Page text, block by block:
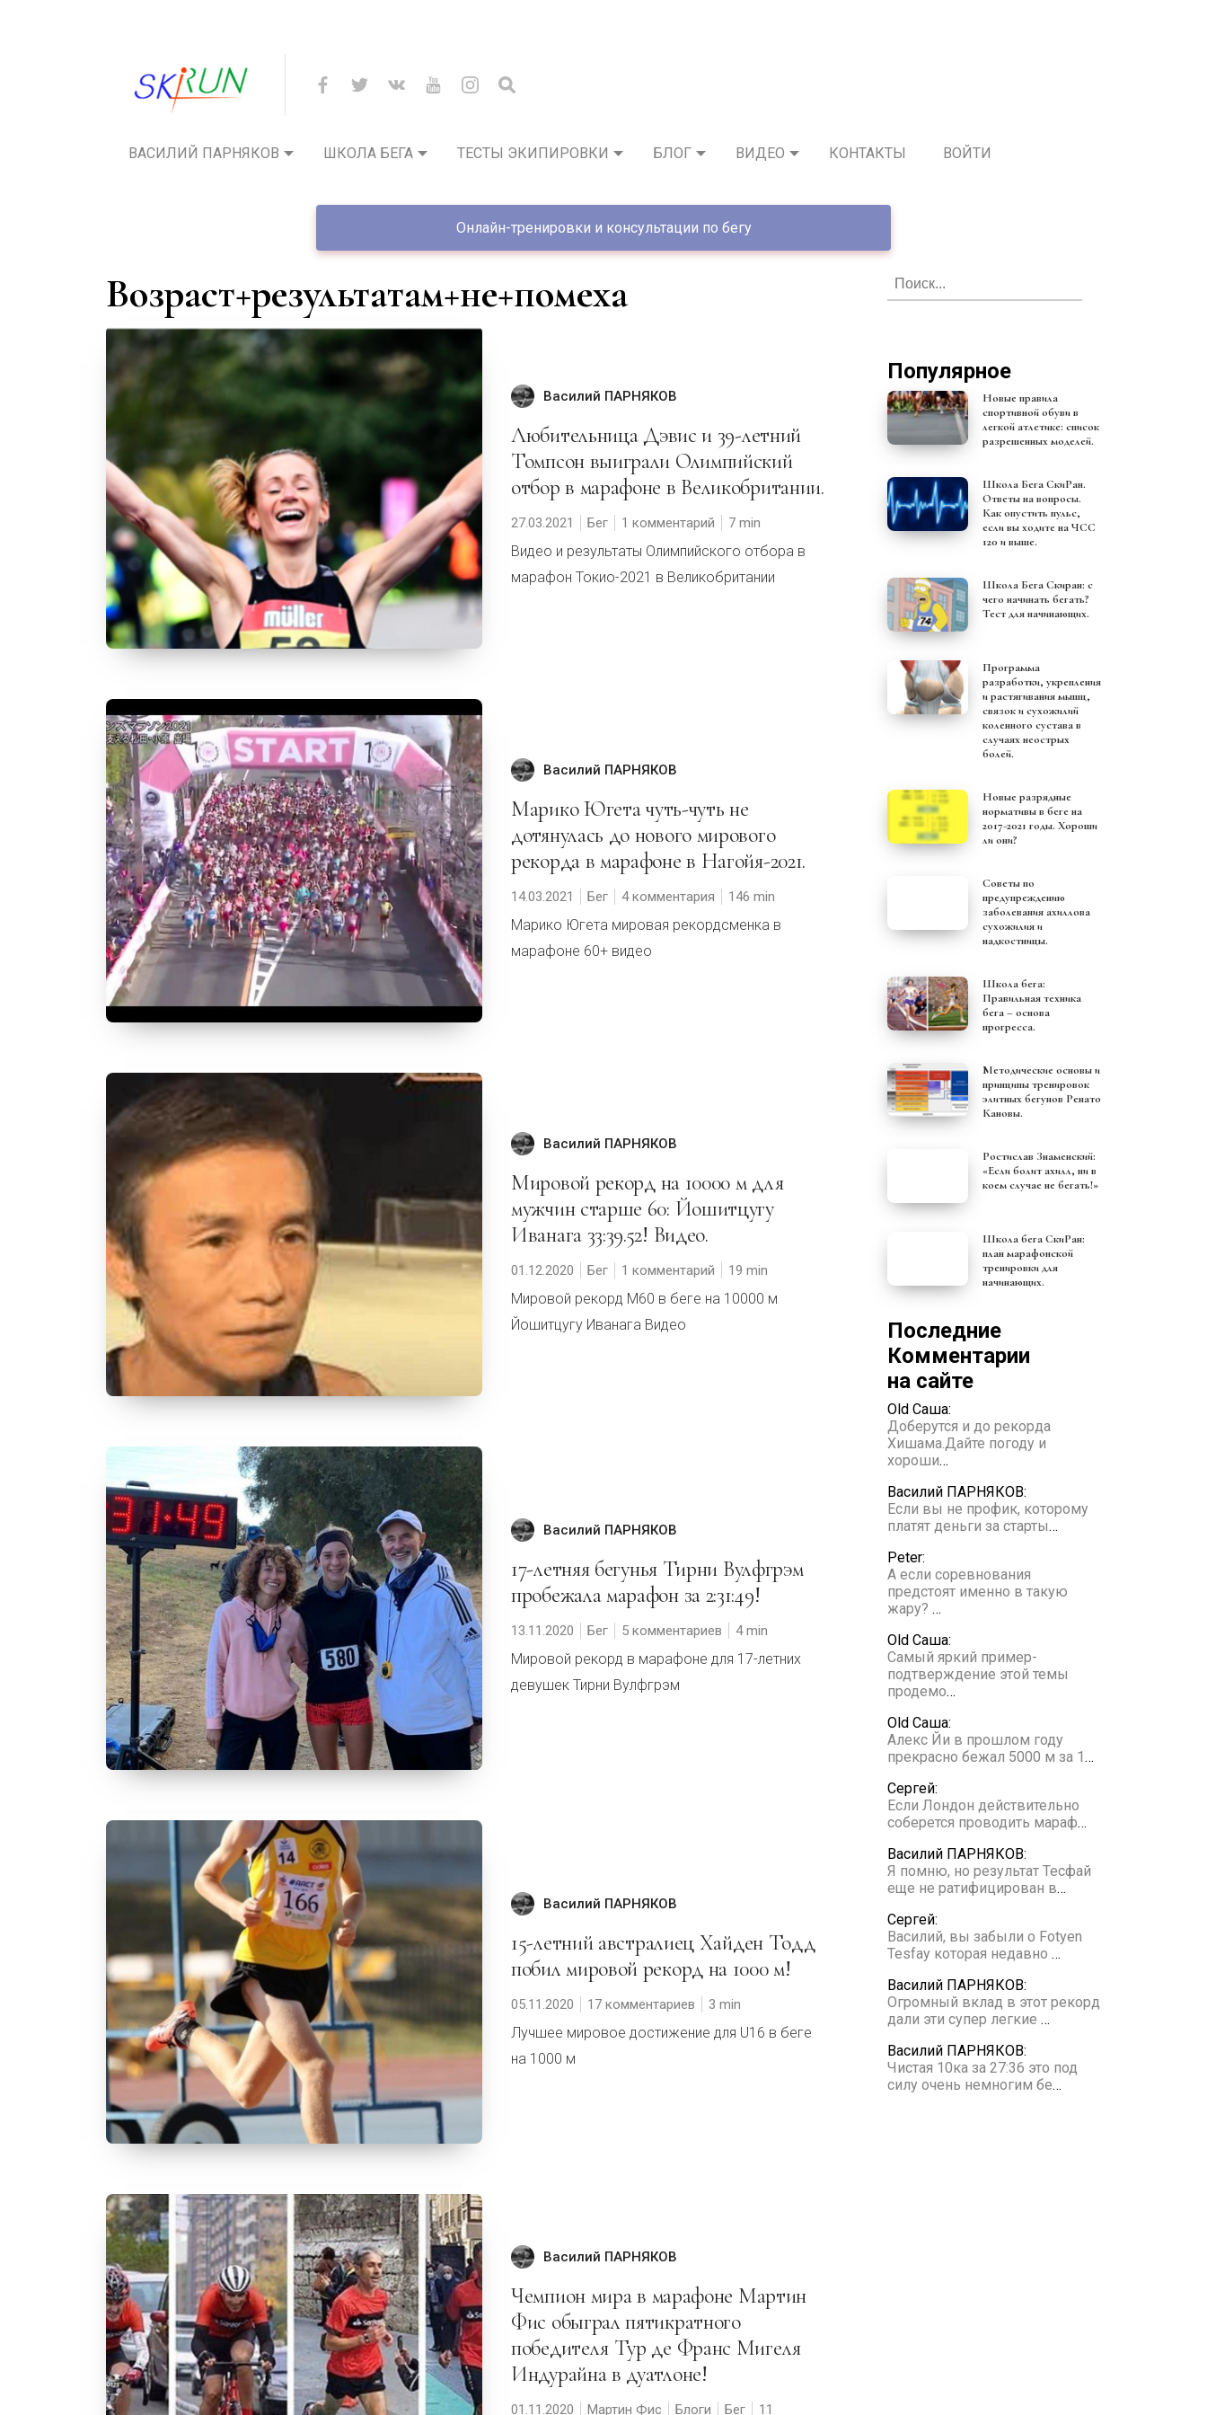
ВАСИЛИЙ ПАРНЯКОВ ШКОЛА БЕГА ТЕСТЫ ЭКИПИРОВКИ БЛОГ ВИДЕО КОНТАКТЫ ВОЙТИ
Онлайн-тренировки и консультации по бегу
возраст+результатам+не+помеха
Василий ПАРНЯКОВ
Любительница Дэвис и 39-летний
Томпсон выиграли Олимпийский
отбор в марафоне в Великобритании.
27.03.2021 Бег 1 комментарий 7
Видео и результаты Олимпийского отбора в
марафон Токио-2021 в Великобритании
Василий ПАРНЯКОВ
Марико Югета чуть-чуть не
дотянулaсь до нового мирового
рекорда в марафоне в Нагойя-2021.
14.03.2021 Бег 4 комментария 146
Марико Югета мировая рекордсменка в
марафоне 60+ видео
Василий ПАРНЯКОВ
Мировой рекорд на 10000 м для
мужчин старше 60: Йошитцугу
Иванага 33:39.52! Видео.
01.12.2020 Бег 1 комментарий 19
Мировой рекорд М60 в беге на 10000 м
Йошитцугу Иванага Видео
Василий ПАРНЯКОВ
17-летняя бегунья Тирни Вулфгрэм
пробежала марафон за 2:31:49!
13.11.2020 Бег 5 комментариев 4
Мировой рекорд в марафоне для 17-летних
девушек Тирни Вулфгрэм
Василий ПАРНЯКОВ
15-летний австралиец Хайден Тодд
побил мировой рекорд на 1000 м!
05.11.2020 17 комментариев 3
Лучшее мировое достижение для U16 в беге
на 1000 м
Василий ПАРНЯКОВ
Чемпион мира в марафоне Мартин
Фис обыграл пятикратного
победителя Тур де Франс Мигеля
Индурайна в дуатлоне!
01.11.2020 Мартин Фис Блоги Бег 11
Популярное
Новые правила
спортивной обуви в
легкой атлетике: список
разрешенных моделей.
Школа Бега СкиРан.
Ответы на вопросы.
Как опустить пульс,
если вы ходите на ЧСС
120 и выше.
Школа Бега Скиран: с
чего начинать бегать?
Тест для начинающих.
Программа
разработки, укрепления
и растягивания мышц,
связок и сухожилий
коленного сустава в
случаях неострых
болей.
Новые разрядные
нормативы в беге на
2017-2021 годы. Хороши
ли они?
Советы по
предупреждению
заболевания ахиллова
сухожилия и
надкостницы.
Школа бега:
Правильная техника
бега – основа
прогресса.
Методические основы и
принципы тренировок
элитных бегунов Ренато
Кановы.
Ростислав Знаменский:
«Если болит ахилл, ни в
коем случае не бегать!»
Школа бега СкиРан:
план марафонской
тренировки для
начинающих.
Последние
Комментарии
на сайте
Old Саша:
Доберутся и до рекорда
Хишама.Дайте погоду и
хороши…
Василий ПАРНЯКОВ:
Если вы не профик, которому
платят деньги за старты…
Peter:
А если соревнования
предстоят именно в такую
жару? …
Old Саша:
Самый яркий пример-
подтверждение этой темы
продемо…
Old Саша:
Алекс Йи в прошлом году
прекрасно бежал 5000 м за 1…
Сергей:
Если Лондон действительно
соберется проводить мараф…
Василий ПАРНЯКОВ:
Я помню, но результат Тесфай
еще не ратифицирован в…
Сергей:
Василий, вы забыли о Fotyen
Tesfay которая недавно …
Василий ПАРНЯКОВ:
Огромный вклад в этот рекорд
дали эти супер легкие …
Василий ПАРНЯКОВ:
Чистая 10ка за 27:36 это под
силу очень немногим бе…